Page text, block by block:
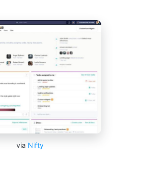
via Nifty